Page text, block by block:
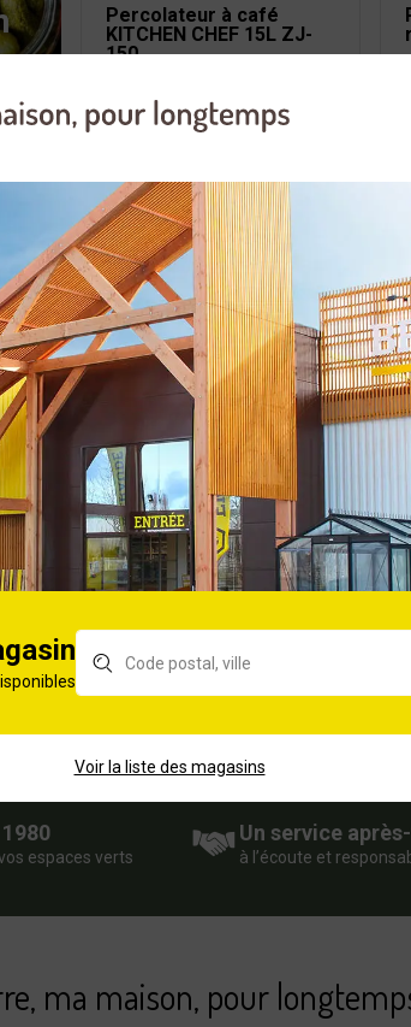
Percolateur à café
KITCHEN CHEF 15L ZJ-
150
Réchaud à gaz
SONAREMA tripattes en
fonte 8004
Stérilisateur de bocaux
KITCHEN CHEF
automatique 45L
espaces verts
Un service
à l’écoute et
ma maison, pour
Voir la liste des magasins